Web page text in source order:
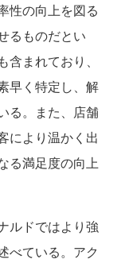
性の向上を図る
るものだとい
まれており、
早く特定し、解
る。また、店舗
により温かく出
る満足度の向上
ルドではより強
べている。アク